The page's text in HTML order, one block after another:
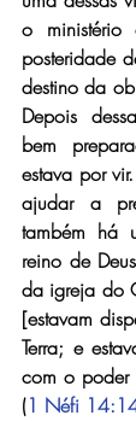
o
posteridade
destino da
Depois
bem
estava por
ajudar a
também há
reino de
da igreja do
[estavam
Terra; e
com o poder
(1 Néfi